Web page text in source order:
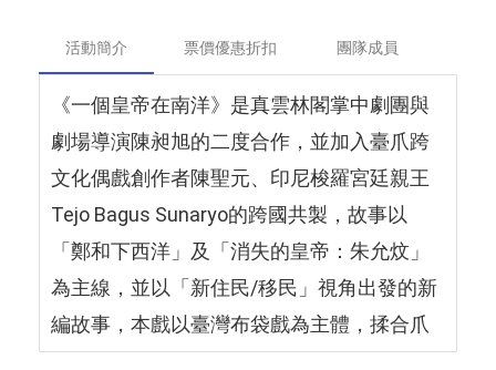
活動簡介 票價優惠折扣 團隊成員
《一個皇帝在南洋》是真雲林閣掌中劇團與
劇場導演陳昶旭的二度合作，並加入臺爪跨
文化偶戲創作者陳聖元、印尼梭羅宮廷親王
Tejo Bagus Sunaryo的跨國共製，故事以
「鄭和下西洋」及「消失的皇帝：朱允炆」
為主線，並以「新住民/移民」視角出發的新
編故事，本戲以臺灣布袋戲為主體，揉合爪